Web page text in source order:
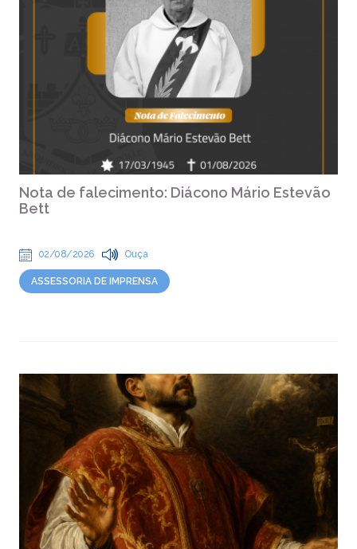
Nota de falecimento: Diácono Mário Estevão
Bett
02/08/2026 Ouça
ASSESSORIA DE IMPRENSA